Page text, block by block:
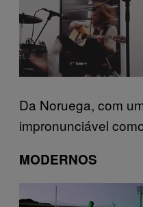
Da Noruega, com
impronunciável
MODERNOS